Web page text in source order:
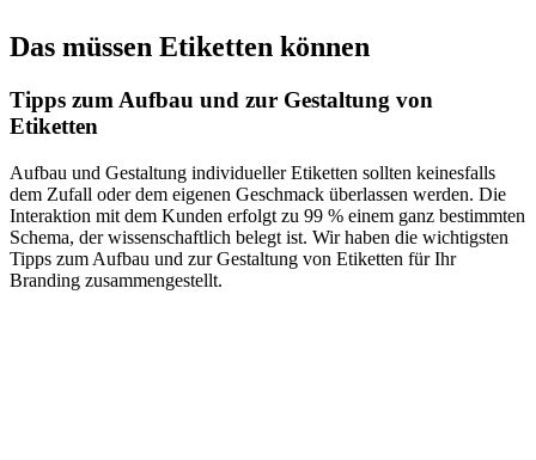
Das müssen Etiketten können
Tipps zum Aufbau und zur Gestaltung von
Etiketten
Aufbau und Gestaltung individueller Etiketten sollten keinesfalls
dem Zufall oder dem eigenen Geschmack überlassen werden. Die
Interaktion mit dem Kunden erfolgt zu 99 % einem ganz bestimmten
Schema, der wissenschaftlich belegt ist. Wir haben die wichtigsten
Tipps zum Aufbau und zur Gestaltung von Etiketten für Ihr
Branding zusammengestellt.